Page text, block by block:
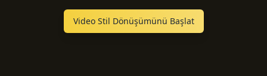
Video Stil Dönüşümünü Başlat